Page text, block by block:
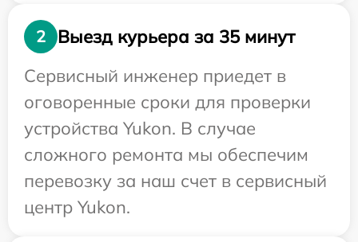
2
Выезд курьера за 35 минут
Сервисный инженер приедет в
оговоренные сроки для проверки
устройства Yukon. В случае
сложного ремонта мы обеспечим
перевозку за наш счет в сервисный
центр Yukon.